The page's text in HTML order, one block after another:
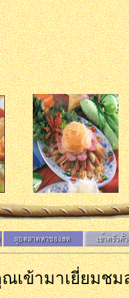
3 สี - หอย
ยังเจา - ห่อ
นรี
เข้ามาเยี่ยมช